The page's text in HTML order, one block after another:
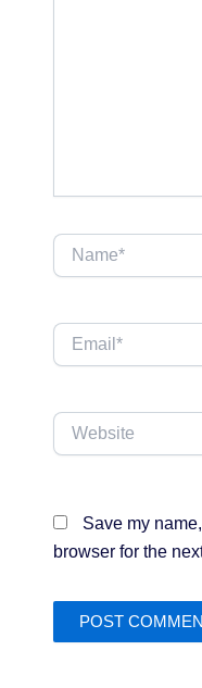
Name*
Email*
Website
Save my
browser for the